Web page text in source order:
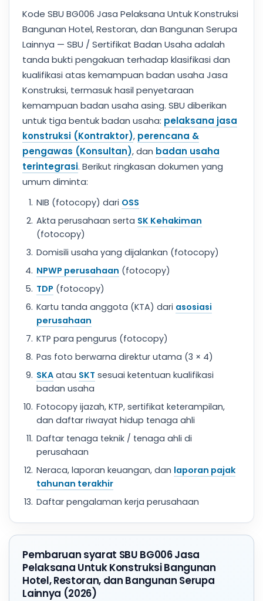
Kode SBU BG006 Jasa Pelaksana Untuk Konstruksi
Bangunan Hotel, Restoran, dan Bangunan Serupa
Lainnya — SBU / Sertifikat Badan Usaha adalah
tanda bukti pengakuan terhadap klasifikasi dan
kualifikasi atas kemampuan badan usaha Jasa
Konstruksi, termasuk hasil penyetaraan
kemampuan badan usaha asing. SBU diberikan
untuk tiga bentuk badan usaha: pelaksana jasa
konstruksi (Kontraktor), perencana &
pengawas (Konsultan), dan badan usaha
terintegrasi. Berikut ringkasan dokumen yang
umum diminta:
NIB (fotocopy) dari OSS
Akta perusahaan serta SK Kehakiman
(fotocopy)
Domisili usaha yang dijalankan (fotocopy)
NPWP perusahaan (fotocopy)
TDP (fotocopy)
Kartu tanda anggota (KTA) dari asosiasi
perusahaan
KTP para pengurus (fotocopy)
Pas foto berwarna direktur utama (3 × 4)
SKA atau SKT sesuai ketentuan kualifikasi
badan usaha
Fotocopy ijazah, KTP, sertifikat keterampilan,
dan daftar riwayat hidup tenaga ahli
Daftar tenaga teknik / tenaga ahli di
perusahaan
Neraca, laporan keuangan, dan laporan pajak
tahunan terakhir
Daftar pengalaman kerja perusahaan
Pembaruan syarat SBU BG006 Jasa
Pelaksana Untuk Konstruksi Bangunan
Hotel, Restoran, dan Bangunan Serupa
Lainnya (2026)